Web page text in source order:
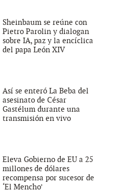
Sheinbaum se reúne con
Pietro Parolin y dialogan
sobre IA, paz y la encíclica
del papa León XIV
Así se enteró La Beba del
asesinato de César
Gastélum durante una
transmisión en vivo
Eleva Gobierno de EU a 25
millones de dólares
recompensa por sucesor de
‘El Mencho’